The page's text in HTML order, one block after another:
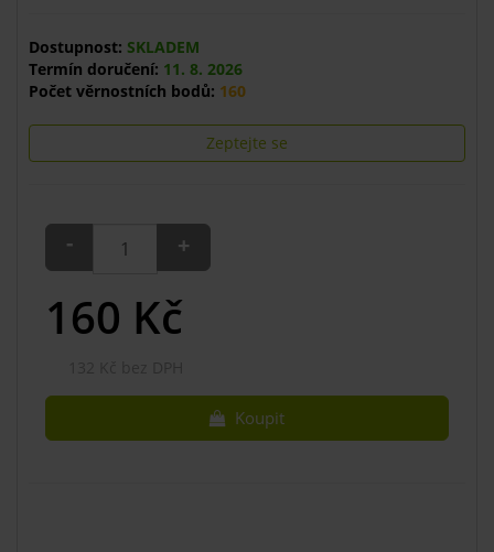
Dostupnost: SKLADEM
Termín doručení: 11. 8. 2026
Počet věrnostních bodů: 160
Zeptejte se
- +
160 Kč
Koupit